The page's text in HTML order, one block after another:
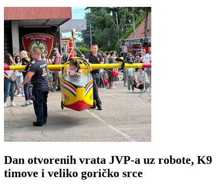
Dan otvorenih vrata JVP-a uz robote, K9
timove i veliko goričko srce